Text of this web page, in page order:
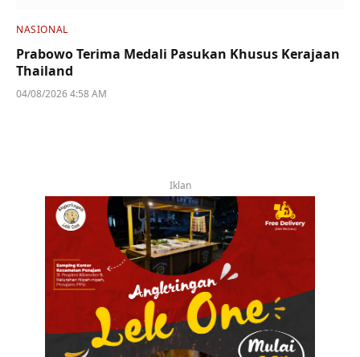
NASIONAL
Prabowo Terima Medali Pasukan Khusus Kerajaan
Thailand
04/08/2026 4:58 AM
Iklan